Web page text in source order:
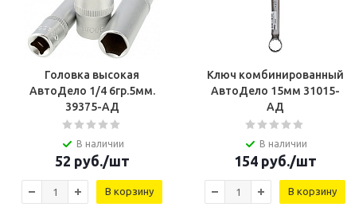
Головка высокая
АвтоДело 1/4 6гр.5мм.
39375-AД
В наличии
52 руб./шт
В корзину
Ключ комбинированный
АвтоДело 15мм 31015-
AД
В наличии
154руб./шт
В корзину